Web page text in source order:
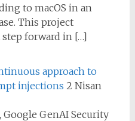
to macOS in an
This project
forward in […]
approach to
injections 2 Nisan
Google GenAI Security